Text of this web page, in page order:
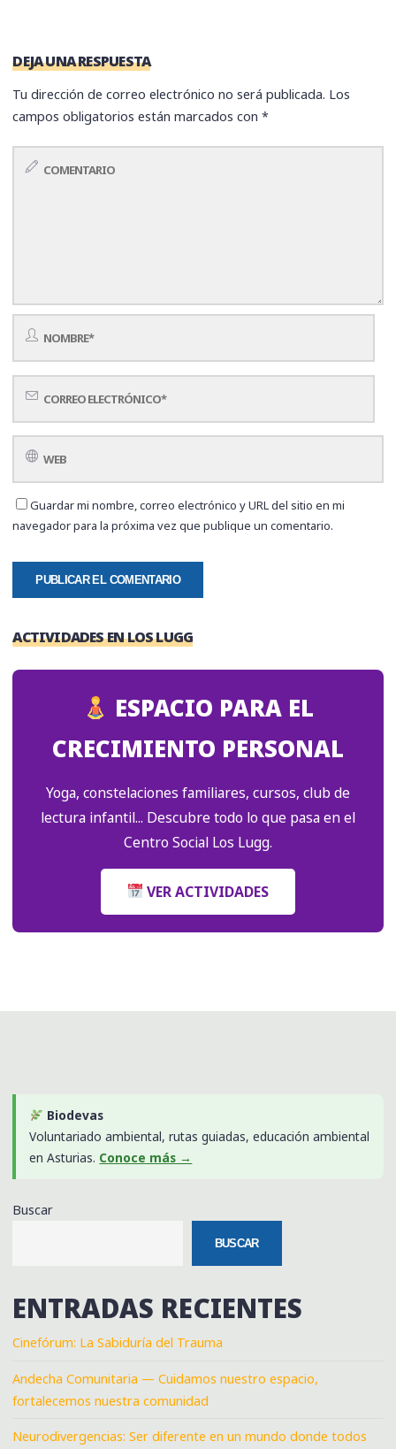
DEJA UNA RESPUESTA
Tu dirección de correo electrónico no será publicada. Los
campos obligatorios están marcados con*
Guardar mi nombre, correo electrónico y URL del sitio en mi
navegador para la próxima vez que publique un comentario.
ACTIVIDADES EN LOS LUGG
ESPACIO PARA EL
CRECIMIENTO PERSONAL
Yoga, constelaciones familiares, cursos, club de
lectura infantil... Descubre todo lo que pasa en el
Centro Social Los Lugg.
VER ACTIVIDADES
Biodevas
Voluntariado ambiental, rutas guiadas, educación ambiental
en Asturias. Conoce más →
Buscar
BUSCAR
ENTRADAS RECIENTES
Cinefórum: La Sabiduría del Trauma
Andecha Comunitaria — Cuidamos nuestro espacio,
fortalecemos nuestra comunidad
Neurodivergencias: Ser diferente en un mundo donde todos